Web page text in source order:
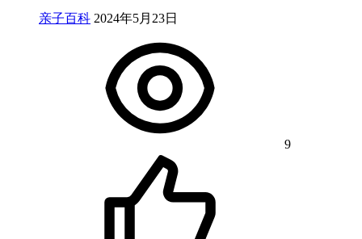
亲子百科 2024年5月23日
9